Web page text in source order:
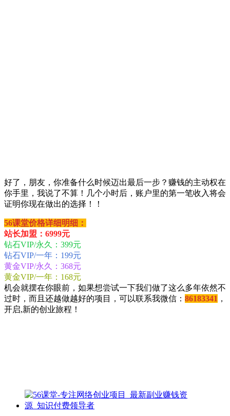
好了，朋友，你准备什么时候迈出最后一步？赚钱的主动权在
你手里，我说了不算！几个小时后，账户里的第一笔收入将会
证明你现在做出的选择！！
56课堂价格详细明细：
站长加盟：6999元
钻石VIP/永久：399元
钻石VIP/一年：199元
黄金VIP/永久：368元
黄金VIP/一年：168元
机会就摆在你眼前，如果想尝试一下我们做了这么多年依然不
过时，而且还越做越好的项目，可以联系我微信： 86183341 ，
开启,新的创业旅程！